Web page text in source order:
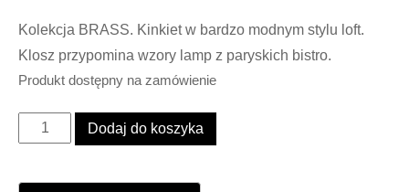
Kolekcja BRASS. Kinkiet w bardzo modnym stylu loft.
Klosz przypomina wzory lamp z paryskich bistro.
Produkt dostępny na zamówienie
ilość
Oświetlenie
Dodaj do koszyka